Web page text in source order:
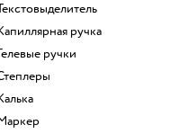
Текстовыделитель
Капиллярная ручка
Гелевые ручки
Степлеры
Калька
Маркер